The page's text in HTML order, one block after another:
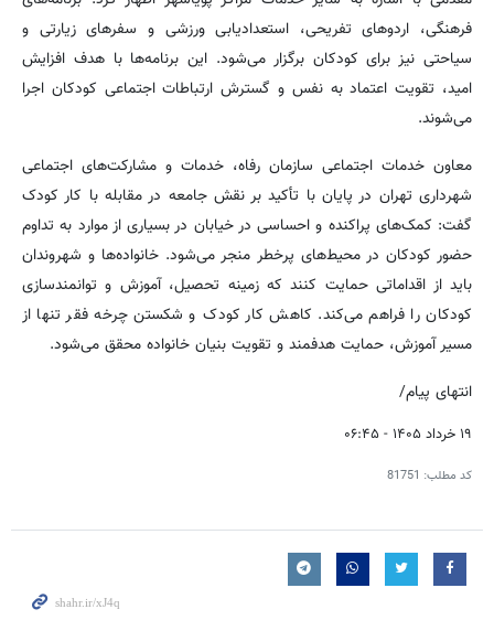
فرهنگی، اردوهای تفریحی، استعدادیابی ورزشی و سفرهای زیارتی و
سیاحتی نیز برای کودکان برگزار می‌شود. این برنامه‌ها با هدف افزایش
امید، تقویت اعتماد به نفس و گسترش ارتباطات اجتماعی کودکان اجرا
می‌شوند.
معاون خدمات اجتماعی سازمان رفاه، خدمات و مشارکت‌های اجتماعی
شهرداری تهران در پایان با تأکید بر نقش جامعه در مقابله با کار کودک
گفت: کمک‌های پراکنده و احساسی در خیابان در بسیاری از موارد به تداوم
حضور کودکان در محیط‌های پرخطر منجر می‌شود. خانواده‌ها و شهروندان
باید از اقداماتی حمایت کنند که زمینه تحصیل، آموزش و توانمندسازی
کودکان را فراهم می‌کند. کاهش کار کودک و شکستن چرخه فقر تنها از
مسیر آموزش، حمایت هدفمند و تقویت بنیان خانواده محقق می‌شود.
انتهای پیام/
۱۹ خرداد ۱۴۰۵ - ۰۶:۴۵
کد مطلب: 81751